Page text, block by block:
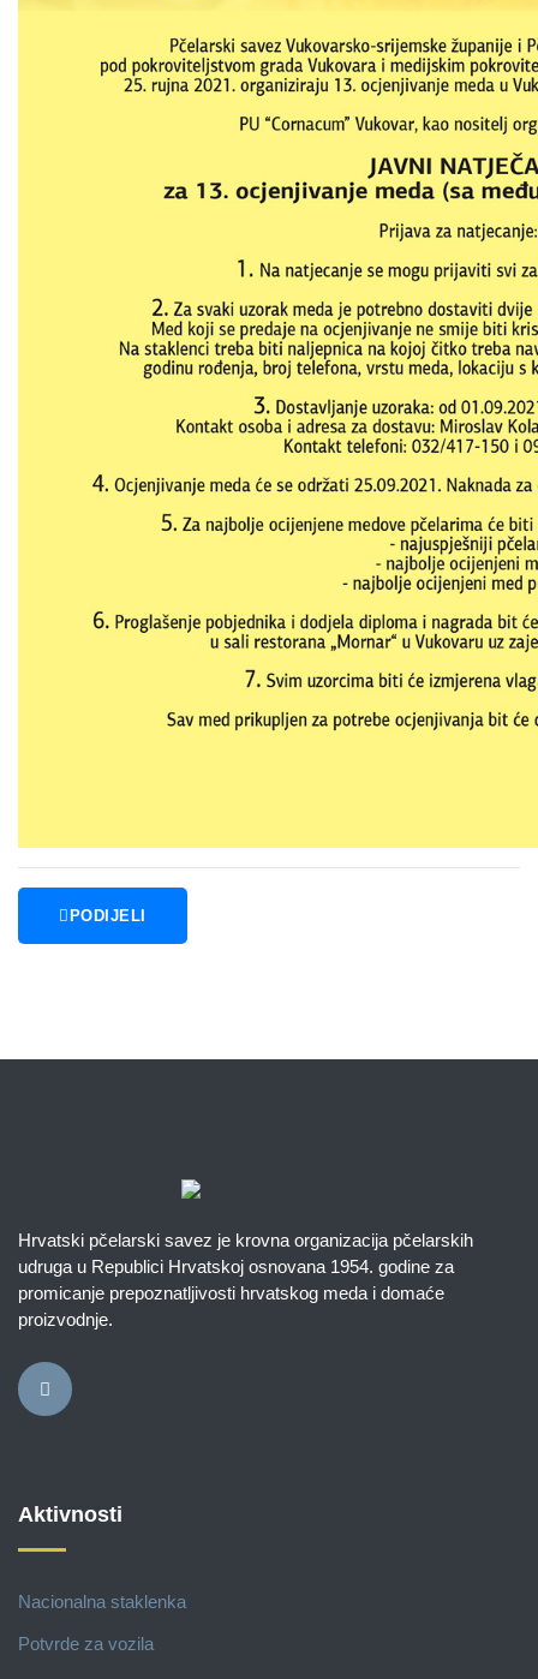
PODIJELI
Hrvatski pčelarski savez je krovna organizacija pčelarskih
udruga u Republici Hrvatskoj osnovana 1954. godine za
promicanje prepoznatljivosti hrvatskog meda i domaće
proizvodnje.
Aktivnosti
Nacionalna staklenka
Potvrde za vozila